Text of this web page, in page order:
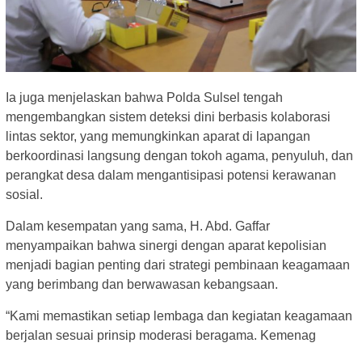
Ia juga menjelaskan bahwa Polda Sulsel tengah
mengembangkan sistem deteksi dini berbasis kolaborasi
lintas sektor, yang memungkinkan aparat di lapangan
berkoordinasi langsung dengan tokoh agama, penyuluh, dan
perangkat desa dalam mengantisipasi potensi kerawanan
sosial.
Dalam kesempatan yang sama, H. Abd. Gaffar
menyampaikan bahwa sinergi dengan aparat kepolisian
menjadi bagian penting dari strategi pembinaan keagamaan
yang berimbang dan berwawasan kebangsaan.
“Kami memastikan setiap lembaga dan kegiatan keagamaan
berjalan sesuai prinsip moderasi beragama. Kemenag